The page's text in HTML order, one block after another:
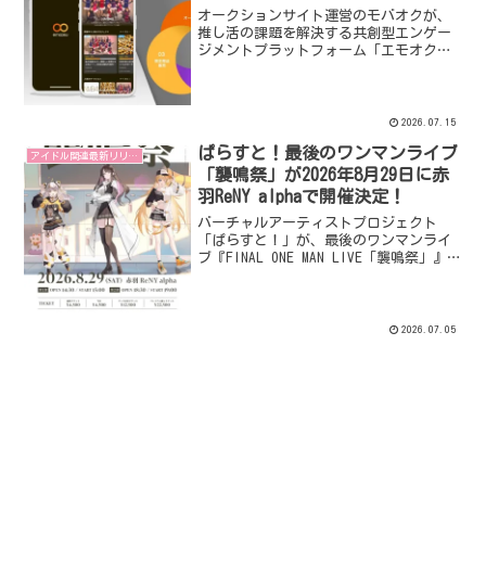
なる！
オークションサイト運営のモバオクが、
推し活の課題を解決する共創型エンゲー
ジメントプラットフォーム「エモオク」
推しを応援できるようになります。2026.07.15
アイドル関連最新リリース
ぱらすと！最後のワンマンライブ
「襲鳴祭」が2026年8月29日に赤
羽ReNY alphaで開催決定！
バーチャルアーティストプロジェクト
「ぱらすと！」が、最後のワンマンライ
ブ『FINAL ONE MAN LIVE「襲鳴祭」』を
2026.07.05